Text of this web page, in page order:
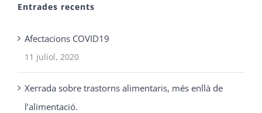
Entrades recents
Afectacions COVID19
11 juliol, 2020
Xerrada sobre trastorns alimentaris, més enllà de
l’alimentació.